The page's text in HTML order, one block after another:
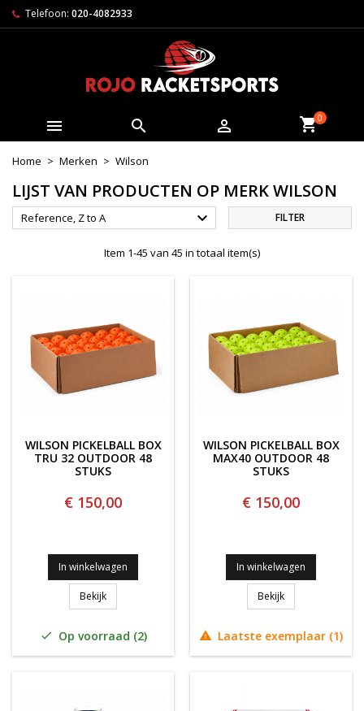
Telefoon: 020-4082933
   0
Home Merken Wilson
LIJST VAN PRODUCTEN OP MERK WILSON
Reference, Z to A  FILTER
Item 1-45 van 45 in totaal item(s)
WILSON PICKELBALL BOX
TRU 32 OUTDOOR 48
STUKS
€ 150,00
In winkelwagen
BekijkWilson Pickelball Box TRU 32 OUTDOOR 48 stuks
 Op voorraad (2)
WILSON PICKELBALL BOX
MAX40 OUTDOOR 48
STUKS
€ 150,00
In winkelwagen
BekijkWilson Pickelball
 Laatste exemplaar (1)